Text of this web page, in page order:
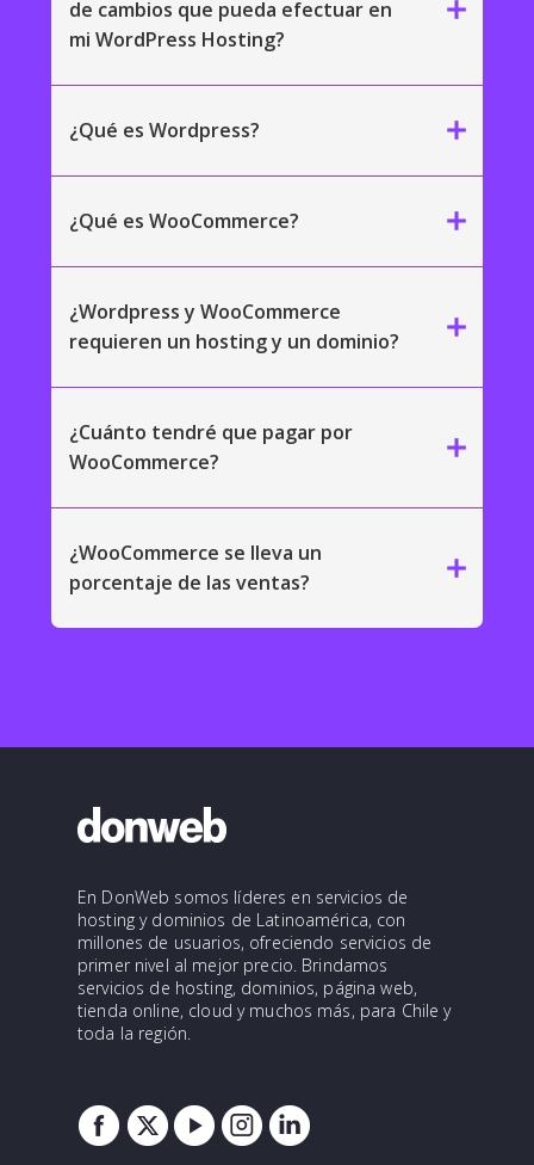
de cambios que pueda efectuar en
mi WordPress Hosting?
add
¿Qué es Wordpress? add
¿Qué es WooCommerce? add
¿Wordpress y WooCommerce
requieren un hosting y un dominio?
add
¿Cuánto tendré que pagar por
WooCommerce?
add
¿WooCommerce se lleva un
porcentaje de las ventas?
add
En DonWeb somos líderes en servicios de
hosting y dominios de Latinoamérica, con
millones de usuarios, ofreciendo servicios de
primer nivel al mejor precio. Brindamos
servicios de hosting, dominios, página web,
tienda online, cloud y muchos más, para Chile y
toda la región.